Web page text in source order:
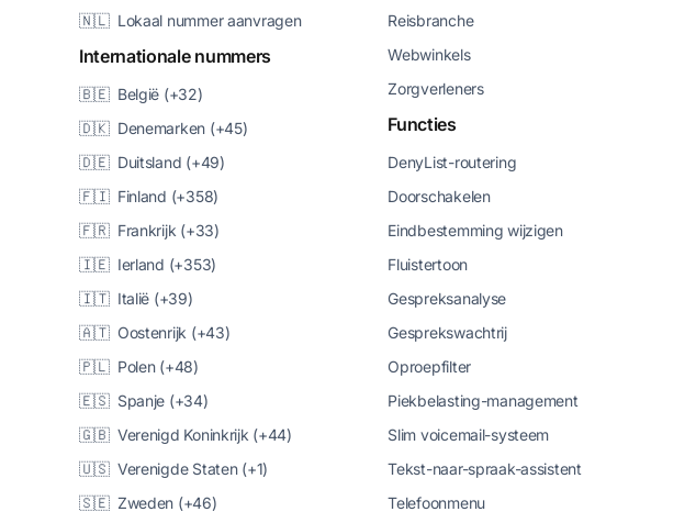
🇳🇱 Lokaal nummer aanvragen
Internationale nummers
🇧🇪 België (+32)
🇩🇰 Denemarken (+45)
🇩🇪 Duitsland (+49)
🇫🇮 Finland (+358)
🇫🇷 Frankrijk (+33)
🇮🇪 Ierland (+353)
🇮🇹 Italië (+39)
🇦🇹 Oostenrijk (+43)
🇵🇱 Polen (+48)
🇪🇸 Spanje (+34)
🇬🇧 Verenigd Koninkrijk (+44)
🇺🇸 Verenigde Staten (+1)
🇸🇪 Zweden (+46)
Reisbranche
Webwinkels
Zorgverleners
Functies
DenyList-routering
Doorschakelen
Eindbestemming wijzigen
Fluistertoon
Gespreksanalyse
Gesprekswachtrij
Oproepfilter
Piekbelasting-management
Slim voicemail-systeem
Tekst-naar-spraak-assistent
Telefoonmenu